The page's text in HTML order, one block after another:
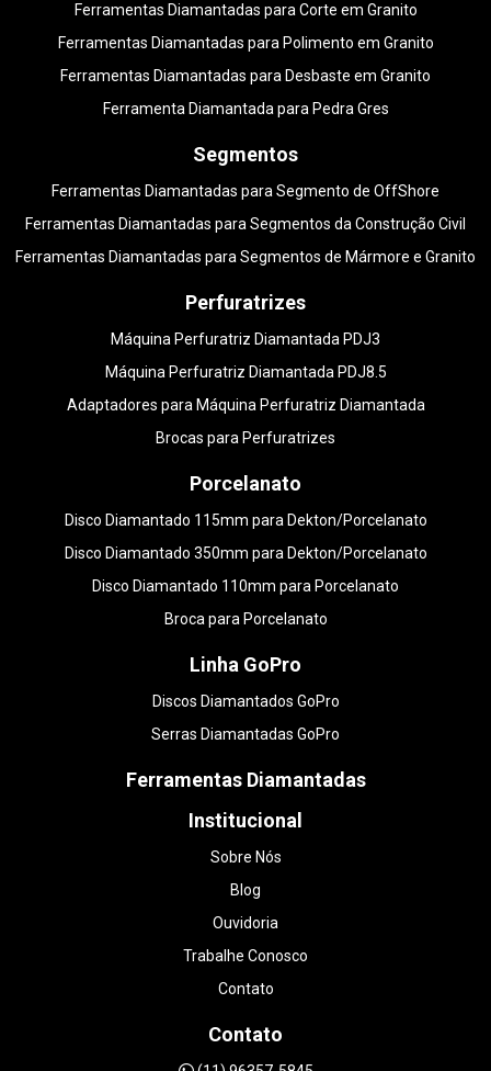
Ferramentas Diamantadas para Corte em Granito
Ferramentas Diamantadas para Polimento em Granito
Ferramentas Diamantadas para Desbaste em Granito
Ferramenta Diamantada para Pedra Gres
Segmentos
Ferramentas Diamantadas para Segmento de OffShore
Ferramentas Diamantadas para Segmentos da Construção Civil
Ferramentas Diamantadas para Segmentos de Mármore e Granito
Perfuratrizes
Máquina Perfuratriz Diamantada PDJ3
Máquina Perfuratriz Diamantada PDJ8.5
Adaptadores para Máquina Perfuratriz Diamantada
Brocas para Perfuratrizes
Porcelanato
Disco Diamantado 115mm para Dekton/Porcelanato
Disco Diamantado 350mm para Dekton/Porcelanato
Disco Diamantado 110mm para Porcelanato
Broca para Porcelanato
Linha GoPro
Discos Diamantados GoPro
Serras Diamantadas GoPro
Ferramentas Diamantadas
Institucional
Sobre Nós
Blog
Ouvidoria
Trabalhe Conosco
Contato
Contato